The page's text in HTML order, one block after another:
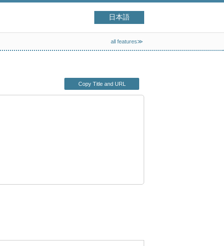
日本語
all features≫
Copy Title and URL